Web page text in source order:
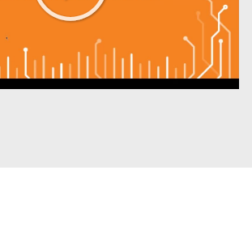
Play
Video